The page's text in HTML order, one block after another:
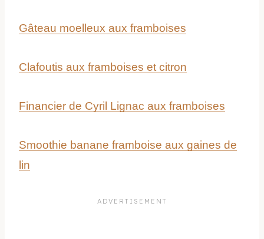
Gâteau moelleux aux framboises
Clafoutis aux framboises et citron
Financier de Cyril Lignac aux framboises
Smoothie banane framboise aux gaines de
lin